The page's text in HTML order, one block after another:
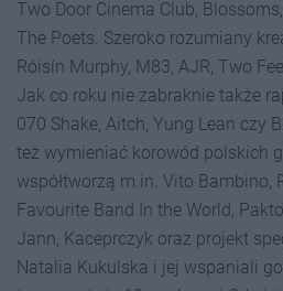
Two Door Cinema Club,
The Poets. Szeroko rozumiany
Róisín Murphy, M83, AJR, Two
Jak co roku nie zabraknie także
070 Shake, Aitch, Yung Lean czy
też wymieniać korowód polskich
współtworzą m.in. Vito Bambino,
Favourite Band In the World,
Jann, Kaceprczyk oraz projekt
Natalia Kukulska i jej wspaniali